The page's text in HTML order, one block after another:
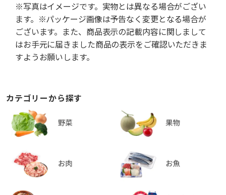
※写真はイメージです。実物とは異なる場合がござい
ます。※パッケージ画像は予告なく変更となる場合が
ございます。また、商品表示の記載内容に関しまして
はお手元に届きました商品の表示をご確認いただきま
すようお願いします。
カテゴリーから探す